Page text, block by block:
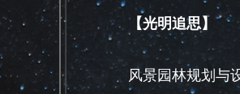
【光明追思】
风景园林规划与设